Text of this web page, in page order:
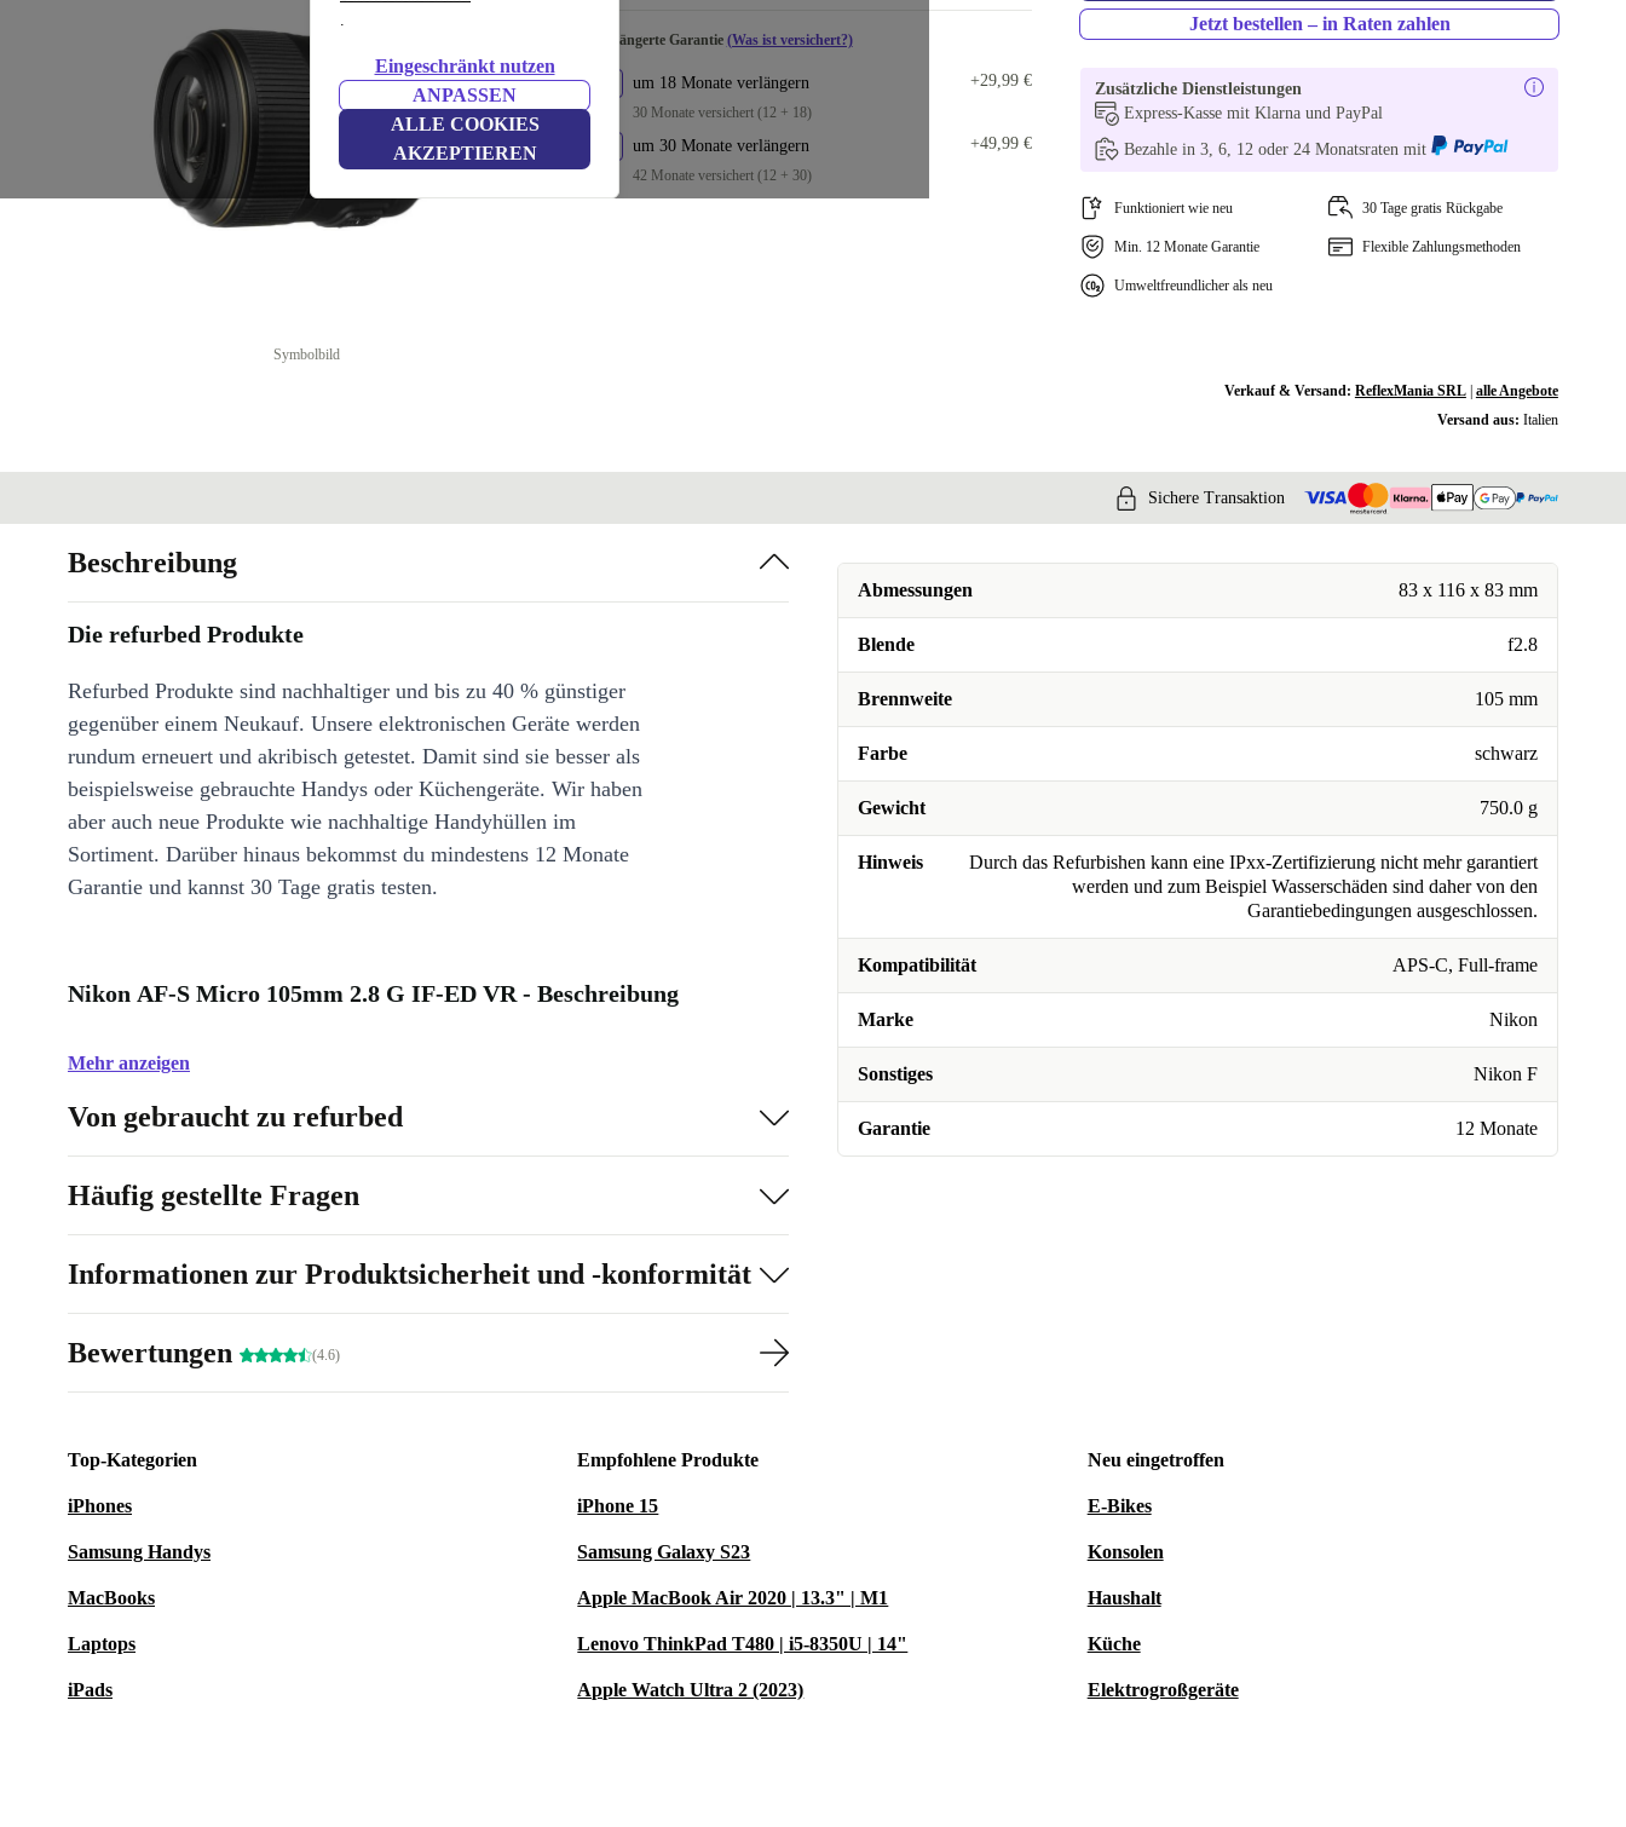
.
Eingeschränkt nutzen
ANPASSEN
ALLE COOKIES
AKZEPTIEREN
Symbolbild
Verlängerte Garantie (Was ist versichert?)
um 18 Monate verlängern
30 Monate versichert (12 + 18)
+29,99 €
um 30 Monate verlängern
42 Monate versichert (12 + 30)
+49,99 €
Jetzt bestellen – in Raten zahlen
Zusätzliche Dienstleistungen
Express-Kasse mit Klarna und PayPal
Bezahle in 3, 6, 12 oder 24 Monatsraten mit
Funktioniert wie neu 30 Tage gratis Rückgabe
Min. 12 Monate Garantie Flexible Zahlungsmethoden
Umweltfreundlicher als neu
Verkauf & Versand: ReflexMania SRL| alle Angebote
Versand aus: Italien
Sichere Transaktion
Abmessungen 83 x 116 x 83 mm
Blende f2.8
Brennweite 105 mm
Farbe schwarz
Gewicht 750.0 g
Hinweis
Durch das Refurbishen kann eine IPxx-Zertifizierung nicht mehr garantiert
werden und zum Beispiel Wasserschäden sind daher von den
Garantiebedingungen ausgeschlossen.
Kompatibilität APS-C, Full-frame
Marke Nikon
Sonstiges Nikon F
Garantie 12 Monate
Beschreibung
Die refurbed Produkte
Refurbed Produkte sind nachhaltiger und bis zu 40 % günstiger
gegenüber einem Neukauf. Unsere elektronischen Geräte werden
rundum erneuert und akribisch getestet. Damit sind sie besser als
beispielsweise gebrauchte Handys oder Küchengeräte. Wir haben
aber auch neue Produkte wie nachhaltige Handyhüllen im
Sortiment. Darüber hinaus bekommst du mindestens 12 Monate
Garantie und kannst 30 Tage gratis testen.
Nikon AF-S Micro 105mm 2.8 G IF-ED VR - Beschreibung
Mehr anzeigen
Von gebraucht zu refurbed
Häufig gestellte Fragen
Informationen zur Produktsicherheit und -konformität
Bewertungen (4.6)
Top-Kategorien
iPhones
Samsung Handys
MacBooks
Laptops
iPads
Empfohlene Produkte
iPhone 15
Samsung Galaxy S23
Apple MacBook Air 2020 | 13.3" | M1
Lenovo ThinkPad T480 | i5-8350U | 14"
Apple Watch Ultra 2 (2023)
Neu eingetroffen
E-Bikes
Konsolen
Haushalt
Küche
Elektrogroßgeräte